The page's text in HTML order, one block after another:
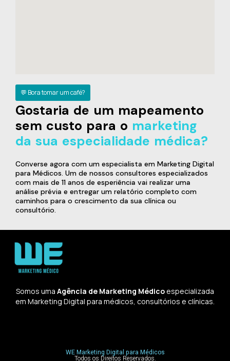
💬 Bora tomar um café?
Gostaria de um mapeamento
sem custo para o marketing
da sua especialidade médica?
Converse agora com um especialista em Marketing Digital
para Médicos. Um de nossos consultores especializados
com mais de 11 anos de esperiência vai realizar uma
análise prévia e entregar um relatório completo com
caminhos para o crescimento da sua clínica ou
consultório.
Somos uma Agência de Marketing Médicoespecializada
em Marketing Digital para médicos, consultórios e clínicas.
WE Marketing Digital para Médicos
Todos os Direitos Reservados.